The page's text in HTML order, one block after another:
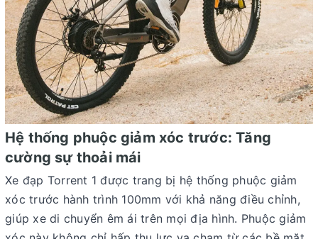
Hệ thống phuộc giảm xóc trước: Tăng
cường sự thoải mái
Xe đạp Torrent 1 được trang bị hệ thống phuộc giảm
xóc trước hành trình 100mm với khả năng điều chỉnh,
giúp xe di chuyển êm ái trên mọi địa hình. Phuộc giảm